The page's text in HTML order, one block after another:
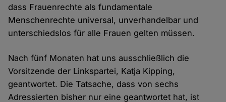
dass Frauenrechte als fundamentale
Menschenrechte universal, unverhandelbar und
unterschiedslos für alle Frauen gelten müssen.
Nach fünf Monaten hat uns ausschließlich die
Vorsitzende der Linkspartei, Katja Kipping,
geantwortet. Die Tatsache, dass von sechs
Adressierten bisher nur eine geantwortet hat, ist